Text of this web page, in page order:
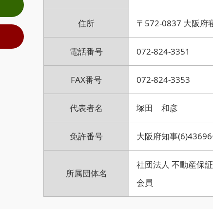
住所 〒572-0837 大阪府
電話番号 072-824-3351
FAX番号 072-824-3353
代表者名 塚田 和彦
免許番号 大阪府知事
所属団体名
社団法人 不動産保
会員